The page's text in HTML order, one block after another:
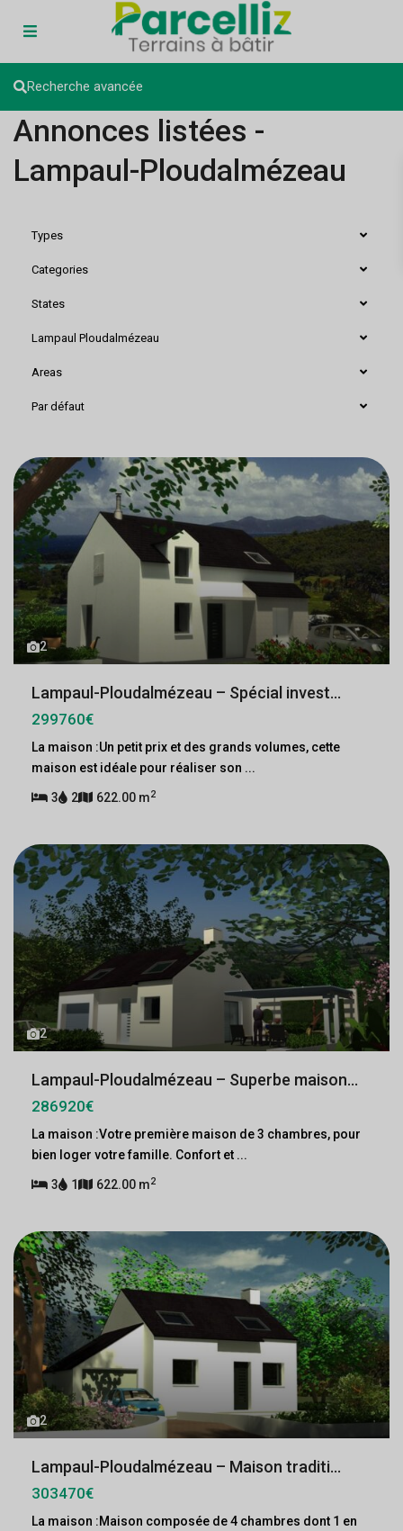
Recherche avancée
Annonces listées -
Lampaul-Ploudalmézeau
Types
Categories
States
Lampaul Ploudalmézeau
Areas
Par défaut
2
Lampaul-Ploudalmézeau – Spécial invest...
299760€
La maison :Un petit prix et des grands volumes, cette
maison est idéale pour réaliser son ...
3 2 622.00 m2
2
Lampaul-Ploudalmézeau – Superbe maison...
286920€
La maison :Votre première maison de 3 chambres, pour
bien loger votre famille. Confort et ...
3 1 622.00 m2
2
Lampaul-Ploudalmézeau – Maison traditi...
303470€
La maison :Maison composée de 4 chambres dont 1 en